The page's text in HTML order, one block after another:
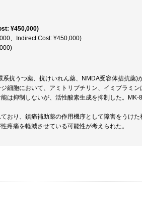
¥450,000)
、Indirect Cost: ¥450,000)
抗うつ薬、抗けいれん薬、NMDA受容体拮抗薬)
細胞において、アミトリプチリン、イミプラミン
は抑制しないが、活性酸素生成を抑制した。
おり、鎮痛補助薬の作用機序として障害をうけ
疼痛を軽減させている可能性が考えられた。